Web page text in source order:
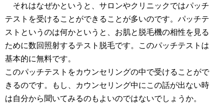
それはなぜかというと、サロンやクリニックではパッチ
テストを受けることができることが多いのです。パッチテ
ストというのは何かというと、お肌と脱毛機の相性を見る
ために数回照射するテスト脱毛です。このパッチテストは
基本的に無料です。
このパッチテストをカウンセリングの中で受けることがで
きるのです。もし、カウンセリング中にこの話が出ない時
は自分から聞いてみるのもよいのではないでしょうか。